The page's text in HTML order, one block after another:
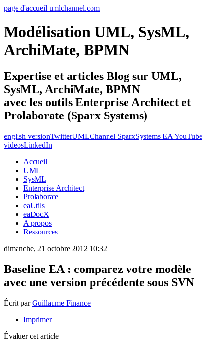
page d'accueil umlchannel.com
Modélisation UML, SysML,
ArchiMate, BPMN
Expertise et articles Blog sur UML,
SysML, ArchiMate, BPMN
avec les outils Enterprise Architect et
Prolaborate (Sparx Systems)
english versionTwitterUMLChannel SparxSystems EA YouTube
videosLinkedIn
Accueil
UML
SysML
Enterprise Architect
Prolaborate
eaUtils
eaDocX
A propos
Ressources
dimanche, 21 octobre 2012 10:32
Baseline EA : comparez votre modèle
avec une version précédente sous SVN
Écrit parGuillaume Finance
Imprimer
Évaluer cet article